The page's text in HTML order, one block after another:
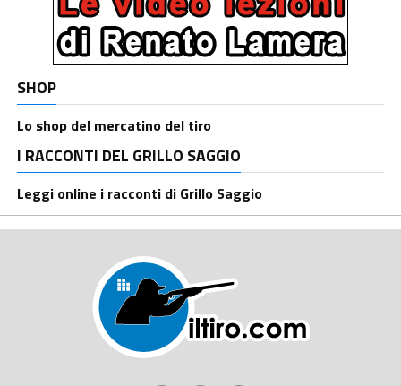
SHOP
Lo shop del mercatino del tiro
I RACCONTI DEL GRILLO SAGGIO
Leggi online i racconti di Grillo Saggio